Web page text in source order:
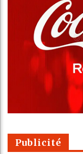
Publicité